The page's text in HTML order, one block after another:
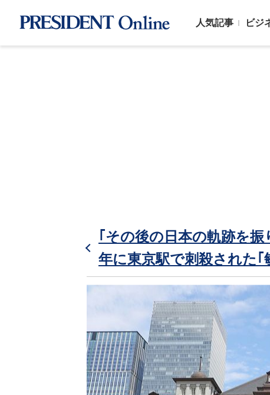
人気記事 ビジ
｢その後の日本の軌跡を
年に東京駅で刺殺された｢